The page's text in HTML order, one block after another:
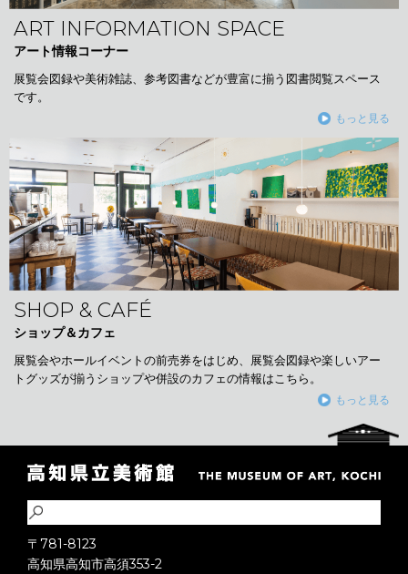
ART INFORMATION SPACE
アート情報コーナー
展覧会図録や美術雑誌、参考図書などが豊富に揃う図書閲覧スペース
です。
もっと見る
SHOP & CAFÉ
ショップ＆カフェ
展覧会やホールイベントの前売券をはじめ、展覧会図録や楽しいアー
トグッズが揃うショップや併設のカフェの情報はこちら。
もっと見る
〒781-8123
高知県高知市高須353-2